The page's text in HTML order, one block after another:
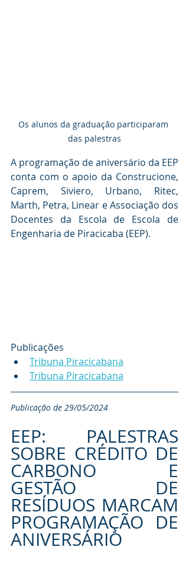
Os alunos da graduação participaram
das palestras
A programação de aniversário da EEP
conta com o apoio da Construcione,
Caprem, Siviero, Urbano, Ritec,
Marth, Petra, Linear e Associação dos
Docentes da Escola de Escola de
Engenharia de Piracicaba (EEP).
Publicações
Tribuna Piracicabana
Tribuna Piracicabana
Publicação de 29/05/2024
EEP: PALESTRAS
SOBRE CRÉDITO DE
CARBONO E
GESTÃO DE
RESÍDUOS MARCAM
PROGRAMAÇÃO DE
ANIVERSÁRIO